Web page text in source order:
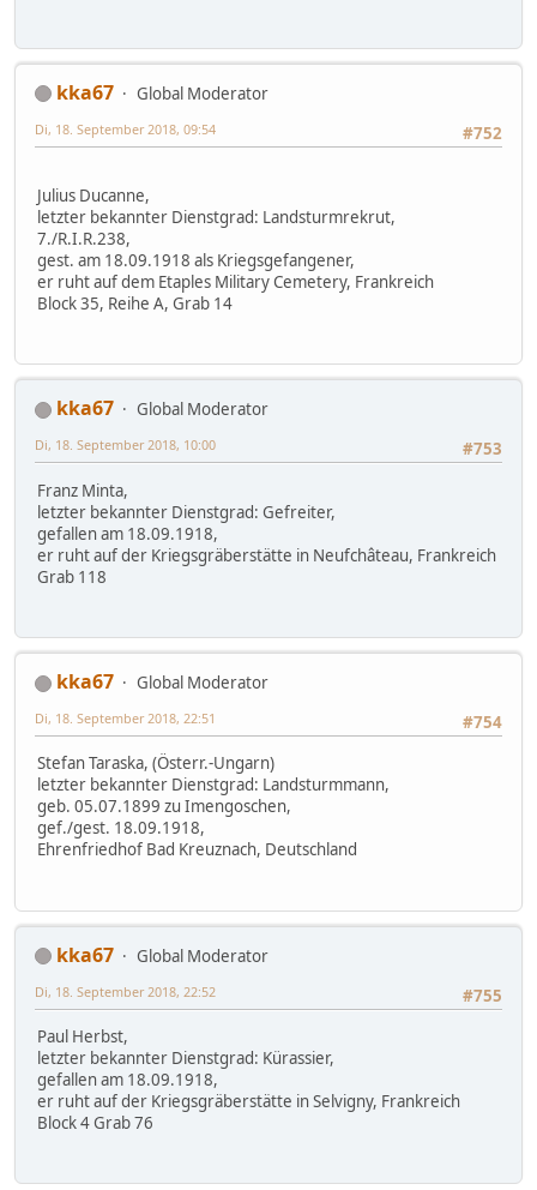
kka67
Global Moderator
#752
Di, 18. September 2018, 09:54
Julius Ducanne,
letzter bekannter Dienstgrad: Landsturmrekrut,
7./R.I.R.238,
gest. am 18.09.1918 als Kriegsgefangener,
er ruht auf dem Etaples Military Cemetery, Frankreich
Block 35, Reihe A, Grab 14
kka67
Global Moderator
#753
Di, 18. September 2018, 10:00
Franz Minta,
letzter bekannter Dienstgrad: Gefreiter,
gefallen am 18.09.1918,
er ruht auf der Kriegsgräberstätte in Neufchâteau, Frankreich
Grab 118
kka67
Global Moderator
#754
Di, 18. September 2018, 22:51
Stefan Taraska, (Österr.-Ungarn)
letzter bekannter Dienstgrad: Landsturmmann,
geb. 05.07.1899 zu Imengoschen,
gef./gest. 18.09.1918,
Ehrenfriedhof Bad Kreuznach, Deutschland
kka67
Global Moderator
#755
Di, 18. September 2018, 22:52
Paul Herbst,
letzter bekannter Dienstgrad: Kürassier,
gefallen am 18.09.1918,
er ruht auf der Kriegsgräberstätte in Selvigny, Frankreich
Block 4 Grab 76